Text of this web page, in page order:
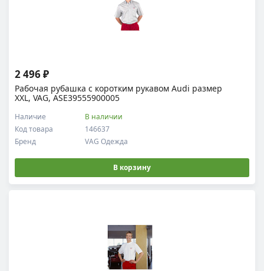
Рабочая рубашка с коротким рукавом Audi размер
XXL, VAG, ASE39555900005
Код товара 146637
Наличие В наличии
Бренд VAG Одежда
2 496 ₽
В корзину